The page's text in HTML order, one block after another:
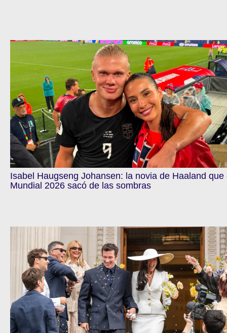
Isabel Haugseng Johansen: la novia de Haaland que
Mundial 2026 sacó de las sombras